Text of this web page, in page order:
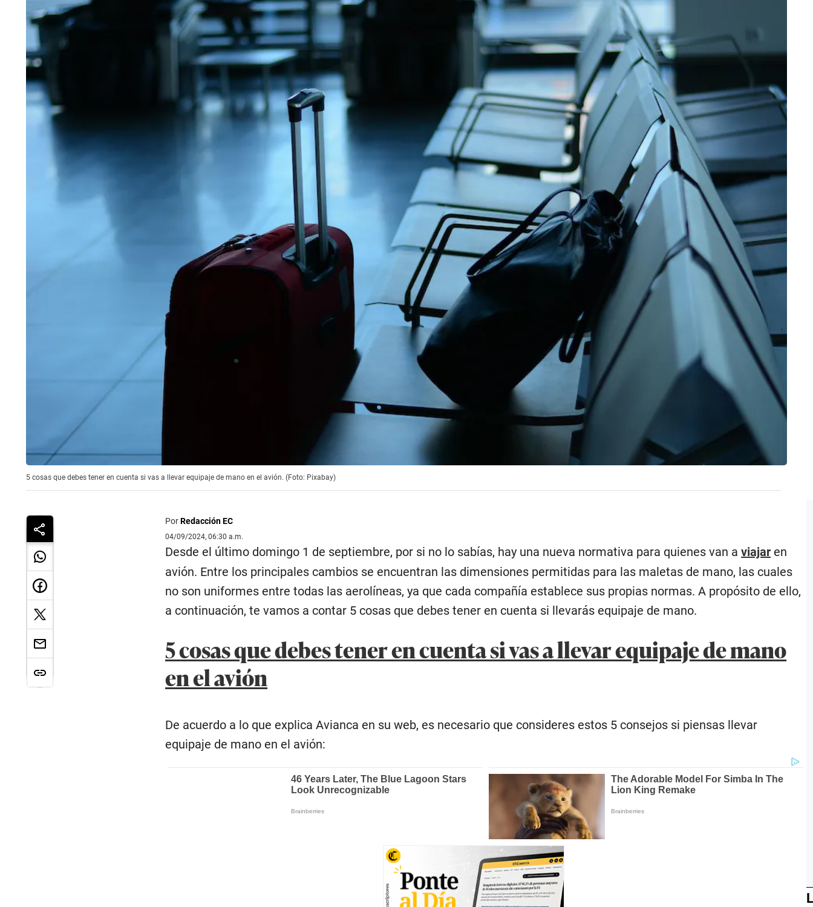
5 cosas que debes tener en cuenta si vas a llevar equipaje de mano en el avión. (Foto: Pixabay)
PorRedacción EC
04/09/2024, 06:30 a.m.
Desde el último domingo 1 de septiembre, por si no lo sabías, hay una nueva normativa para quienes van aviajar en
avión. Entre los principales cambios se encuentran las dimensiones permitidas para las maletas de mano, las cuales
no son uniformes entre todas las aerolíneas, ya que cada compañía establece sus propias normas. A propósito de ello,
a continuación, te vamos a contar 5 cosas que debes tener en cuenta si llevarás equipaje de mano.
5 cosas que debes tener en cuenta si vas a llevar equipaje de mano
en el avión
De acuerdo a lo que explica Avianca en su web, es necesario que consideres estos 5 consejos si piensas llevar
equipaje de mano en el avión: